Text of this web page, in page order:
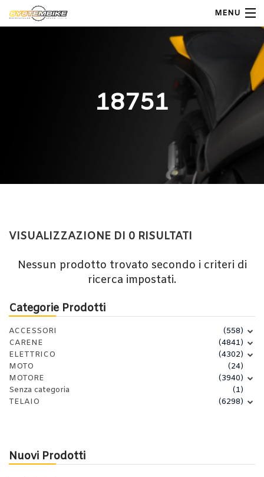
MENU
18751
Categorie Prodotti
ACCESSORI
(558)
CARENE
(4841)
ELETTRICO
(4302)
MOTO
(24)
MOTORE
(3940)
Senza categoria
(1)
TELAIO
(6298)
Nuovi Prodotti
VISUALIZZAZIONE DI 0 RISULTATI
Nessun prodotto trovato secondo i criteri di
ricerca impostati.